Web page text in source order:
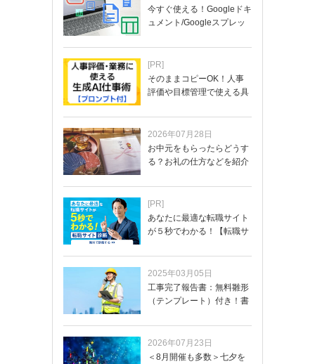
今すぐ使える！Googleドキ
ュメント/Googleスプレッ
[PR]
そのままコピーOK！人事
評価や目標管理で使える具
2026年07月28日
お中元をもらったらどうす
る？お礼の仕方などを紹介
[PR]
あなたに最適な転職サイト
が５秒でわかる！【転職サ
2025年03月05日
工事完了報告書：無料雛形
（テンプレート）付き！書
2026年07月23日
＜8月開催も多数＞七夕を